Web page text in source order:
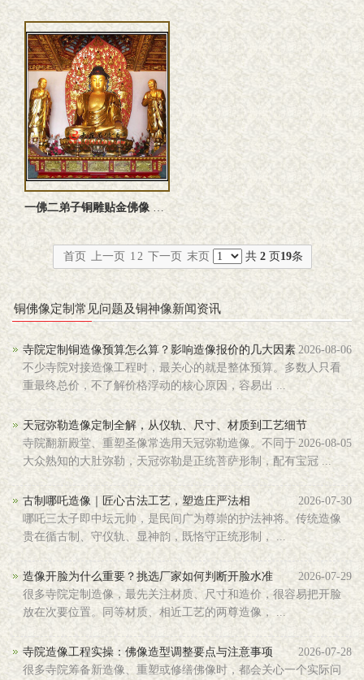
一佛二弟子铜雕贴金佛像 佛祖释迦牟尼佛弟子迦叶尊者阿难尊者雕 ...
首页 上一页 1 2 下一页 末页 共 2 页19条
铜佛像定制常见问题及铜神像新闻资讯
寺院定制铜造像预算怎么算？影响造像报价的几大因素 2026-08-06
不少寺院对接造像工程时，最关心的就是整体预算。多数人只看
重最终总价，不了解价格浮动的核心原因，容易出 ...
天冠弥勒造像定制全解，从仪轨、尺寸、材质到工艺细节
2026-08-05
寺院翻新殿堂、重塑圣像常选用天冠弥勒造像。不同于
大众熟知的大肚弥勒，天冠弥勒是正统菩萨形制，配有宝冠 ...
古制哪吒造像｜匠心古法工艺，塑造庄严法相
2026-07-30
哪吒三太子即中坛元帅，是民间广为尊崇的护法神将。传统造像
贵在循古制、守仪轨、显神韵，既恪守正统形制， ...
造像开脸为什么重要？挑选厂家如何判断开脸水准
2026-07-29
很多寺院定制造像，最先关注材质、尺寸和造价，很容易把开脸
放在次要位置。同等材质、相近工艺的两尊造像， ...
寺院造像工程实操：佛像造型调整要点与注意事项
2026-07-28
很多寺院筹备新造像、重塑或修缮佛像时，都会关心一个实际问